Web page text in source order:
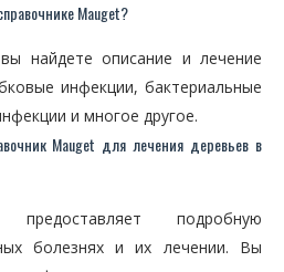
Mauget?
найдете описание и лечение
инфекции, бактериальные
и многое другое.
Mauget для лечения деревьев в
подробную
болезнях и их лечении. Вы